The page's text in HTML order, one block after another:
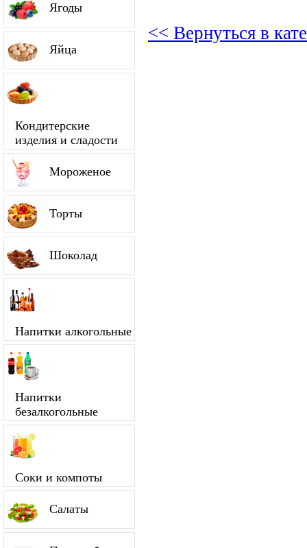
Ягоды
Яйца
Кондитерские
изделия и сладости
Мороженое
Торты
Шоколад
Напитки алкогольные
Напитки
безалкогольные
Соки и компоты
Салаты
<< Вернуться в